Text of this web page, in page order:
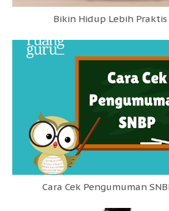
Bikin Hidup Lebih Praktis
Cara Cek Pengumuman